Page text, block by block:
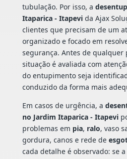
tubulação. Por isso, a
Itaparica - Itapevida Ajax
clientes que precisam de um
organizado e focado em
segurança. Antes de qualquer
situação é avaliada com
do entupimento seja
conduzido da forma mais
Em casos de urgência, a
no Jardim Itaparica - Itapevi
problemas em pia, ralo, vaso
gordura, canos e rede de
cada detalhe é observado: se